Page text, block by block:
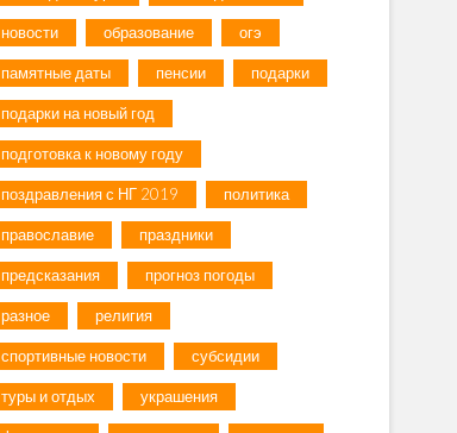
новости образование огэ
памятные даты пенсии подарки
подарки на новый год
подготовка к новому году
поздравления с НГ 2019 политика
православие праздники
предсказания прогноз погоды
разное религия
спортивные новости субсидии
туры и отдых украшения